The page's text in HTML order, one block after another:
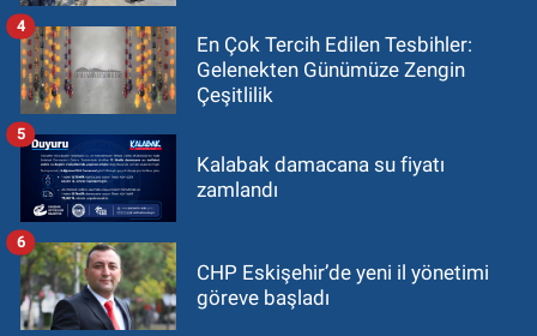
En Çok Tercih Edilen Tesbihler:
Gelenekten Günümüze Zengin
Çeşitlilik
4
Kalabak damacana su fiyatı
zamlandı
5
CHP Eskişehir’de yeni il yönetimi
göreve başladı
6